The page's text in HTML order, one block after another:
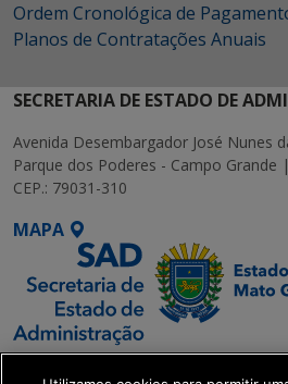
Ordem Cronológica de
Planos de Contratações Anuais
SECRETARIA DE ESTADO DE
Avenida Desembargador José Nunes
Parque dos Poderes - Campo Grande
CEP.: 79031-310
MAPA